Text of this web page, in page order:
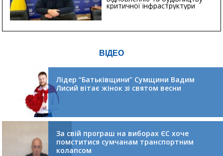
критичної інфраструктури
ВІДЕО
Лідер “Батьківщини” Сумщини Вадим
Лисий вітає жінок зі святом весни
За свій програш на виборах ЄС хоче
помститися сумчанам транспортним
колапсом